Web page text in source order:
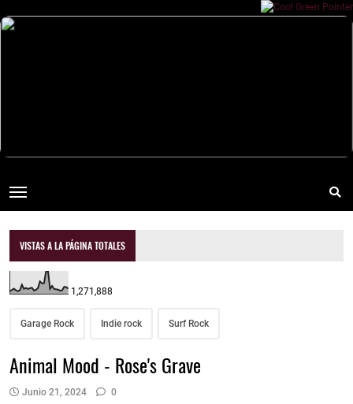
VISTAS A LA PÁGINA TOTALES
1,271,888
Garage Rock Indie rock Surf Rock
Animal Mood - Rose's Grave
Junio 21, 2024 0